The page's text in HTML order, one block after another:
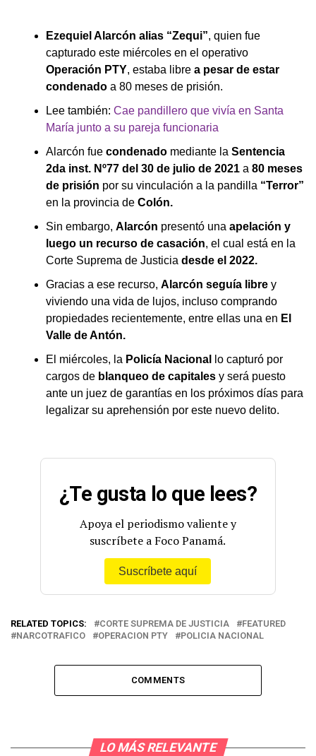
Ezequiel Alarcón alias “Zequi”, quien fue
capturado este miércoles en el operativo
Operación PTY, estaba libre a pesar de estar
condenado a 80 meses de prisión.
Lee también: Cae pandillero que vivía en Santa
María junto a su pareja funcionaria
Alarcón fue condenado mediante la Sentencia
2da inst. Nº77 del 30 de julio de 2021 a 80 meses
de prisión por su vinculación a la pandilla “Terror”
en la provincia de Colón.
Sin embargo, Alarcón presentó una apelación y
luego un recurso de casación, el cual está en la
Corte Suprema de Justicia desde el 2022.
Gracias a ese recurso, Alarcón seguía libre y
viviendo una vida de lujos, incluso comprando
propiedades recientemente, entre ellas una en El
Valle de Antón.
El miércoles, la Policía Nacional
lo capturó por
cargos de blanqueo de capitales y será puesto
ante un juez de garantías en los próximos días para
legalizar su aprehensión por este nuevo delito.
¿Te gusta lo que lees?
Apoya el periodismo valiente y
suscríbete a Foco Panamá.
Suscríbete aquí
RELATED TOPICS: CORTE SUPREMA DE JUSTICIA
FEATURED
NARCOTRAFICO
OPERACION PTY POLICIA NACIONAL
COMMENTS
LO MÁS RELEVANTE